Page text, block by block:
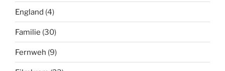
England (4)
Familie (30)
Fernweh (9)